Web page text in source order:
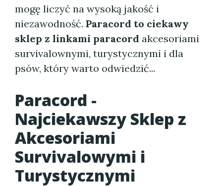
mogę liczyć na wysoką jakość i
niezawodność. Paracord to ciekawy
sklep z linkami paracord akcesoriami
survivalownymi, turystycznymi i dla
psów, który warto odwiedzić...
Paracord -
Najciekawszy Sklep z
Akcesoriami
Survivalowymi i
Turystycznymi